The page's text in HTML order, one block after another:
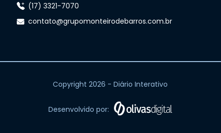
(17) 3321-7070
contato@grupomonteirodebarros.com.br
Copyright 2026 - Diário Interativo
Desenvolvido por: